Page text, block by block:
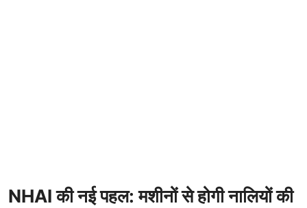
NHAI की नई पहल: मशीनों से होगी नालियों की